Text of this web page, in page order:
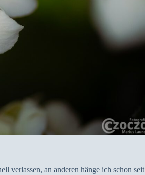
verlassen, an anderen hänge ich schon seit